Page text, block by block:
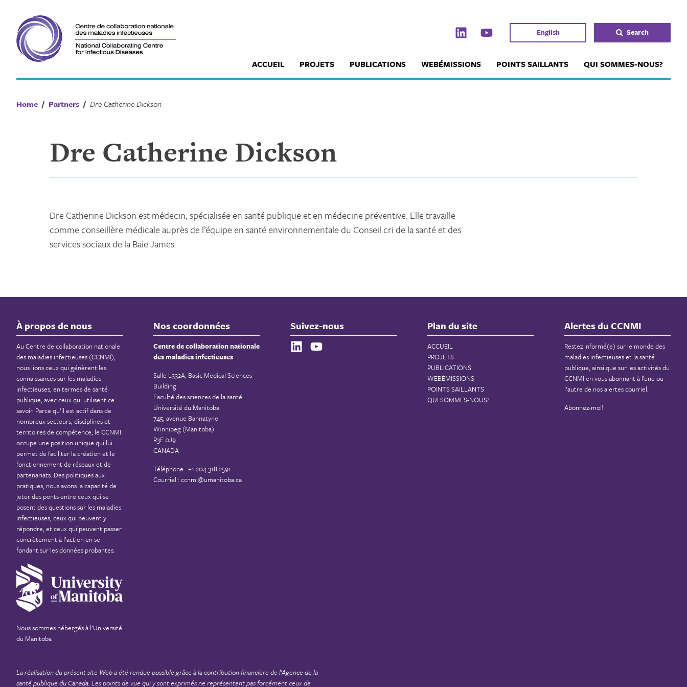
content
English Search
ACCUEIL PROJETS PUBLICATIONS WEBÉMISSIONS POINTS SAILLANTS QUI SOMMES-NOUS?
Home / Partners / Dre Catherine Dickson
Dre Catherine Dickson
Dre Catherine Dickson est médecin, spécialisée en santé publique et en médecine préventive. Elle travaille
comme conseillère médicale auprès de l’équipe en santé environnementale du Conseil cri de la santé et des
services sociaux de la Baie James.
À propos de nous
Au Centre de collaboration nationale
des maladies infectieuses (CCNMI),
nous lions ceux qui génèrent les
connaissances sur les maladies
infectieuses, en termes de santé
publique, avec ceux qui utilisent ce
savoir. Parce qu’il est actif dans de
nombreux secteurs, disciplines et
territoires de compétence, le CCNMI
occupe une position unique qui lui
permet de faciliter la création et le
fonctionnement de réseaux et de
partenariats. Des politiques aux
pratiques, nous avons la capacité de
jeter des ponts entre ceux qui se
posent des questions sur les maladies
infectieuses, ceux qui peuvent y
répondre, et ceux qui peuvent passer
concrètement à l’action en se
fondant sur les données probantes.
Nous sommes hébergés à l’Université
du Manitoba
Nos coordonnées
Centre de collaboration nationale
des maladies infectieuses
Salle L332A, Basic Medical Sciences
Building
Faculté des sciences de la santé
Université du Manitoba
745, avenue Bannatyne
Winnipeg (Manitoba)
R3E 0J9
CANADA
Téléphone : +1.204.318.2591
Courriel : ccnmi@umanitoba.ca
Suivez-nous Plan du site
ACCUEIL
PROJETS
PUBLICATIONS
WEBÉMISSIONS
POINTS SAILLANTS
QUI SOMMES-NOUS?
Alertes du CCNMI
Restez informé(e) sur le monde des
maladies infectieuses et la santé
publique, ainsi que sur les activités du
CCNMI en vous abonnant à l’une ou
l’autre de nos alertes courriel.
Abonnez-moi!
La réalisation du présent site Web a été rendue possible grâce à la contribution financière de l’Agence de la
santé publique du Canada. Les points de vue qui y sont exprimés ne représentent pas forcément ceux de